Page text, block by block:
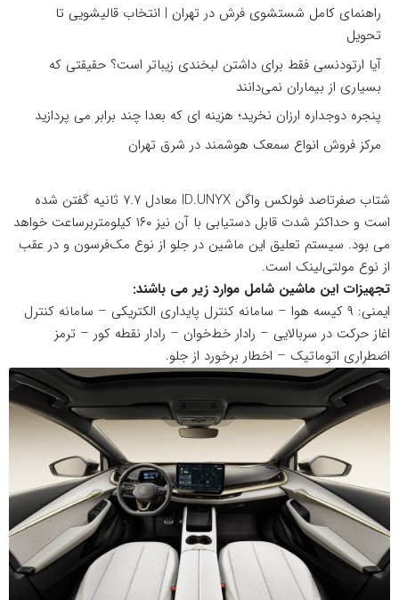
راهنمای کامل شستشوی فرش در تهران | انتخاب قالیشویی تا
تحویل
آیا ارتودنسی فقط برای داشتن لبخندی زیباتر است؟ حقیقتی که
بسیاری از بیماران نمی‌دانند
پنجره دوجداره ارزان نخرید؛ هزینه ای که بعدا چند برابر می پردازید
مرکز فروش انواع سمعک هوشمند در شرق تهران
شتاب صفرتاصد فولکس واگن ID.UNYX معادل ۷.۷ ثانیه گفتن شده
است و حداکثر شدت قابل دستیابی با آن نیز ۱۶۰ کیلومتربرساعت خواهد
می بود. سیستم تعلیق این ماشین در جلو از نوع مک‌فرسون و در عقب
از نوع مولتی‌لینک است.
تجهیزات این ماشین شامل موارد زیر می باشند:
ایمنی: ۹ کیسه هوا – سامانه کنترل پایداری الکتریکی – سامانه کنترل
اغاز حرکت در سربالایی – رادار خط‌خوان – رادار نقطه کور – ترمز
اضطراری اتوماتیک – اخطار برخورد از جلو.